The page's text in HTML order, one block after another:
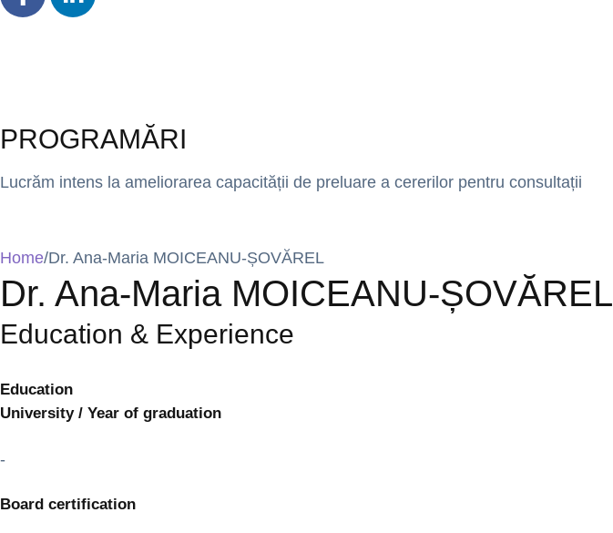
PROGRAMĂRI
Lucrăm intens la ameliorarea capacității de preluare a cererilor pentru consultații
Home/Dr. Ana-Maria MOICEANU-ȘOVĂREL
Dr. Ana-Maria MOICEANU-ȘOVĂREL
Education & Experience
Education
University / Year of graduation
-
Board certification